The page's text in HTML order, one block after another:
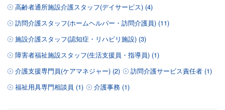
高齢者通所施設介護スタッフ(デイサービス) (4)
訪問介護スタッフ(ホームヘルパー・訪問介護員) (11)
施設介護スタッフ(認知症・リハビリ施設) (3)
障害者福祉施設スタッフ(生活支援員・指導員) (1)
介護支援専門員(ケアマネジャー) (2)
訪問介護サービス責任者 (1)
福祉用具専門相談員 (1)
介護事務 (1)